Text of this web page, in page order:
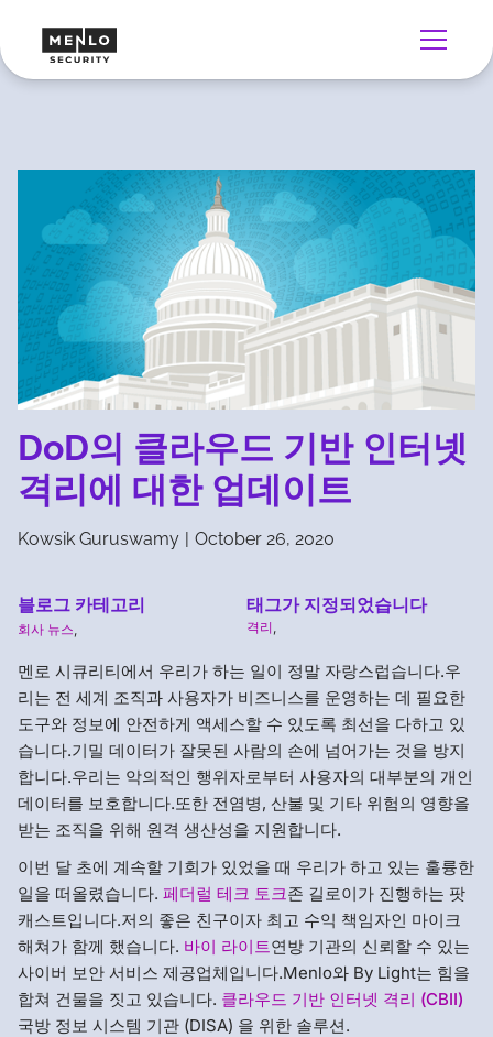
DoD의 클라우드 기반 인터넷
격리에 대한 업데이트
Kowsik Guruswamy | October 26, 2020
블로그 카테고리
회사 뉴스
태그가 지정되었습니다
격리
멘로 시큐리티에서 우리가 하는 일이 정말 자랑스럽습니다.우
리는 전 세계 조직과 사용자가 비즈니스를 운영하는 데 필요한
도구와 정보에 안전하게 액세스할 수 있도록 최선을 다하고 있
습니다.기밀 데이터가 잘못된 사람의 손에 넘어가는 것을 방지
합니다.우리는 악의적인 행위자로부터 사용자의 대부분의 개인
데이터를 보호합니다.또한 전염병, 산불 및 기타 위험의 영향을
받는 조직을 위해 원격 생산성을 지원합니다.
이번 달 초에 계속할 기회가 있었을 때 우리가 하고 있는 훌륭한
일을 떠올렸습니다. 페더럴 테크 토크존 길로이가 진행하는 팟
캐스트입니다.저의 좋은 친구이자 최고 수익 책임자인 마이크
해쳐가 함께 했습니다. 바이 라이트연방 기관의 신뢰할 수 있는
사이버 보안 서비스 제공업체입니다.Menlo와 By Light는 힘을
합쳐 건물을 짓고 있습니다. 클라우드 기반 인터넷 격리 (CBII)
국방 정보 시스템 기관 (DISA) 을 위한 솔루션.